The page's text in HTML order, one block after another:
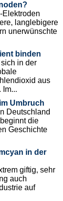
Elektroden
langlebigere
unerwünschte
binden
in der
aus
Im...
Umbruch
Deutschland
die
Geschichte
in der
giftig, sehr
auch
auf